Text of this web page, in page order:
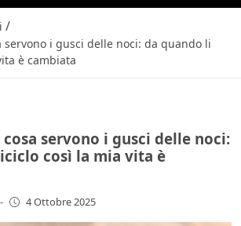
/
servono i gusci delle noci: da quando li
è cambiata
servono i gusci delle noci:
così la mia vita è
- 4 Ottobre 2025